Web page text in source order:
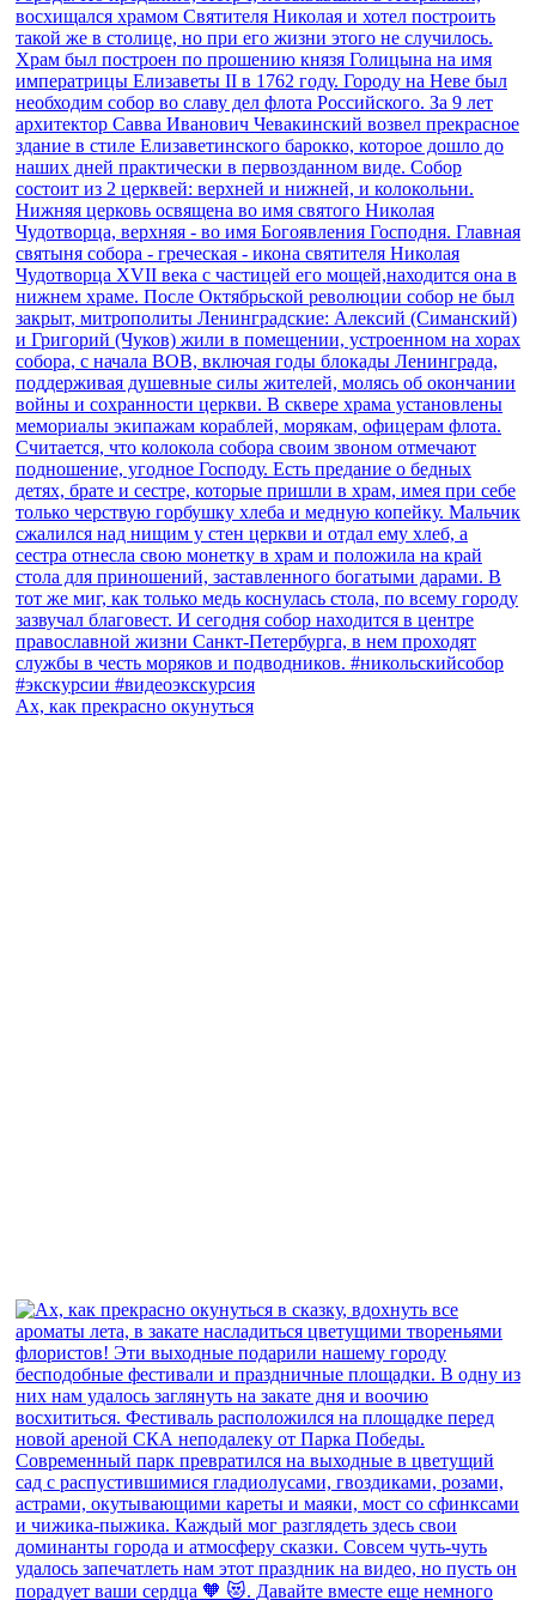
Ах, как прекрасно окунуться